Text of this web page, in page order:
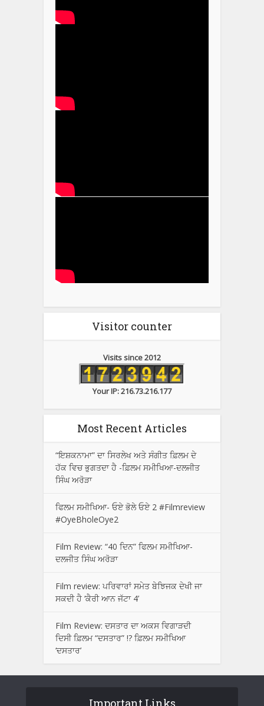
Visitor counter
Visits since 2012
Your IP: 216.73.216.177
Most Recent Articles
“ਇਸ਼ਕਨਾਮਾ” ਦਾ ਸਿਰਲੇਖ ਅਤੇ ਸੰਗੀਤ ਫ਼ਿਲਮ ਦੇ
ਹੱਕ ਵਿਚ ਭੁਗਤਦਾ ਹੈ -ਫ਼ਿਲਮ ਸਮੀਖਿਆ-ਦਲਜੀਤ
ਸਿੰਘ ਅਰੋੜਾ
ਫਿਲਮ ਸਮੀਖਿਆ- ਓਏ ਭੋਲੇ ਓਏ 2 #Filmreview
#OyeBholeOye2
Film Review: “40 ਦਿਨ” ਫਿਲਮ ਸਮੀਖਿਆ-
ਦਲਜੀਤ ਸਿੰਘ ਅਰੋੜਾ
Film review: ਪਰਿਵਾਰਾਂ ਸਮੇਤ ਬੇਝਿਜਕ ਦੇਖੀ ਜਾ
ਸਕਦੀ ਹੈ ‘ਕੈਰੀ ਆਨ ਜੱਟਾ 4’
Film Review: ਦਸਤਾਰ ਦਾ ਅਕਸ ਵਿਗਾੜਦੀ
ਦਿਸੀ ਫ਼ਿਲਮ “ਦਸਤਾਰ” !? ਫ਼ਿਲਮ ਸਮੀਖਿਆ
‘ਦਸਤਾਰ’
Important Links